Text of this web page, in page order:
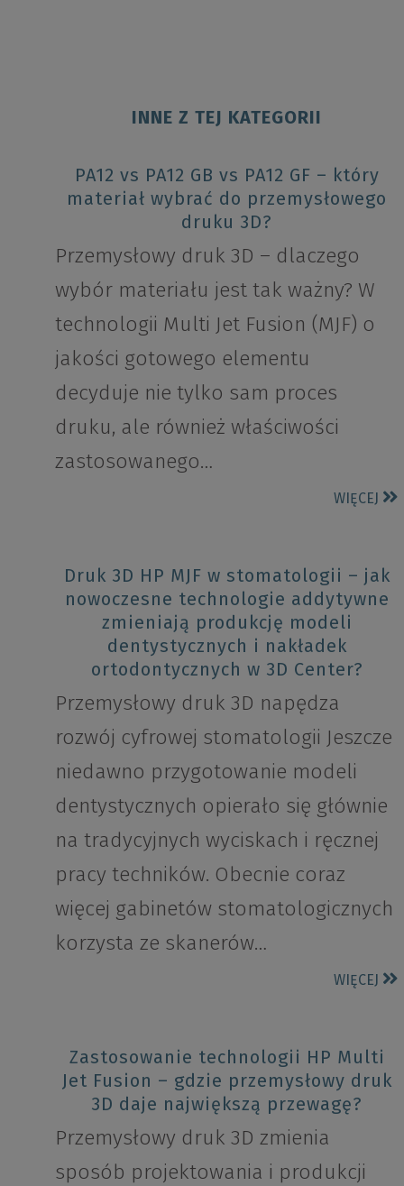
INNE Z TEJ KATEGORII
PA12 vs PA12 GB vs PA12 GF – który
materiał wybrać do przemysłowego
druku 3D?
Przemysłowy druk 3D – dlaczego
wybór materiału jest tak ważny? W
technologii Multi Jet Fusion (MJF) o
jakości gotowego elementu
decyduje nie tylko sam proces
druku, ale również właściwości
zastosowanego…
WIĘCEJ
Druk 3D HP MJF w stomatologii – jak
nowoczesne technologie addytywne
zmieniają produkcję modeli
dentystycznych i nakładek
ortodontycznych w 3D Center?
Przemysłowy druk 3D napędza
rozwój cyfrowej stomatologii Jeszcze
niedawno przygotowanie modeli
dentystycznych opierało się głównie
na tradycyjnych wyciskach i ręcznej
pracy techników. Obecnie coraz
więcej gabinetów stomatologicznych
korzysta ze skanerów…
WIĘCEJ
Zastosowanie technologii HP Multi
Jet Fusion – gdzie przemysłowy druk
3D daje największą przewagę?
Przemysłowy druk 3D zmienia
sposób projektowania i produkcji